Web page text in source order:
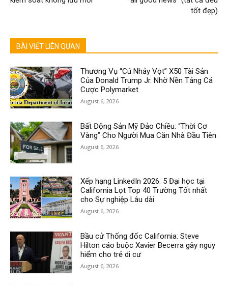
tốt đẹp)
BÀI VIẾT LIÊN QUAN
Thương Vụ “Cú Nhảy Vọt” X50 Tài Sản
Của Donald Trump Jr. Nhờ Nền Tảng Cá
Cược Polymarket
August 6, 2026
Bất Động Sản Mỹ Đảo Chiều: “Thời Cơ
Vàng” Cho Người Mua Căn Nhà Đầu Tiên
August 6, 2026
Xếp hạng LinkedIn 2026: 5 Đại học tại
California Lọt Top 40 Trường Tốt nhất
cho Sự nghiệp Lâu dài
August 6, 2026
Bầu cử Thống đốc California: Steve
Hilton cáo buộc Xavier Becerra gây nguy
hiểm cho trẻ di cư
August 6, 2026